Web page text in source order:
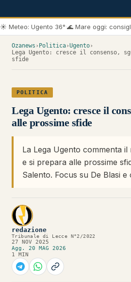
☀️ Meteo: Ugento 36°·🌊 Mare oggi:
Ozanews › Politica›Ugento›
Lega Ugento: cresce il consenso,
sfide
POLITICA
Lega Ugento: cresce il
alle prossime sfide
La Lega Ugento commenta
e si prepara alle prossime
Salento. Focus su De Blasi e
redazione
Tribunale di Lecce N°2/2022
27 NOV 2025
Agg. 20 MAG 2026
1 MIN